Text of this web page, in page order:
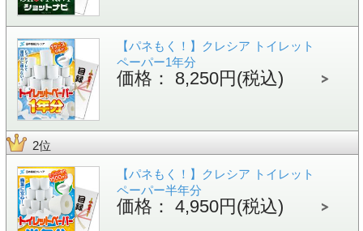
【パネもく！】クレシア トイレット
ペーパー1年分
価格： 8,250円(税込)
2位
【パネもく！】クレシア トイレット
ペーパー半年分
価格： 4,950円(税込)